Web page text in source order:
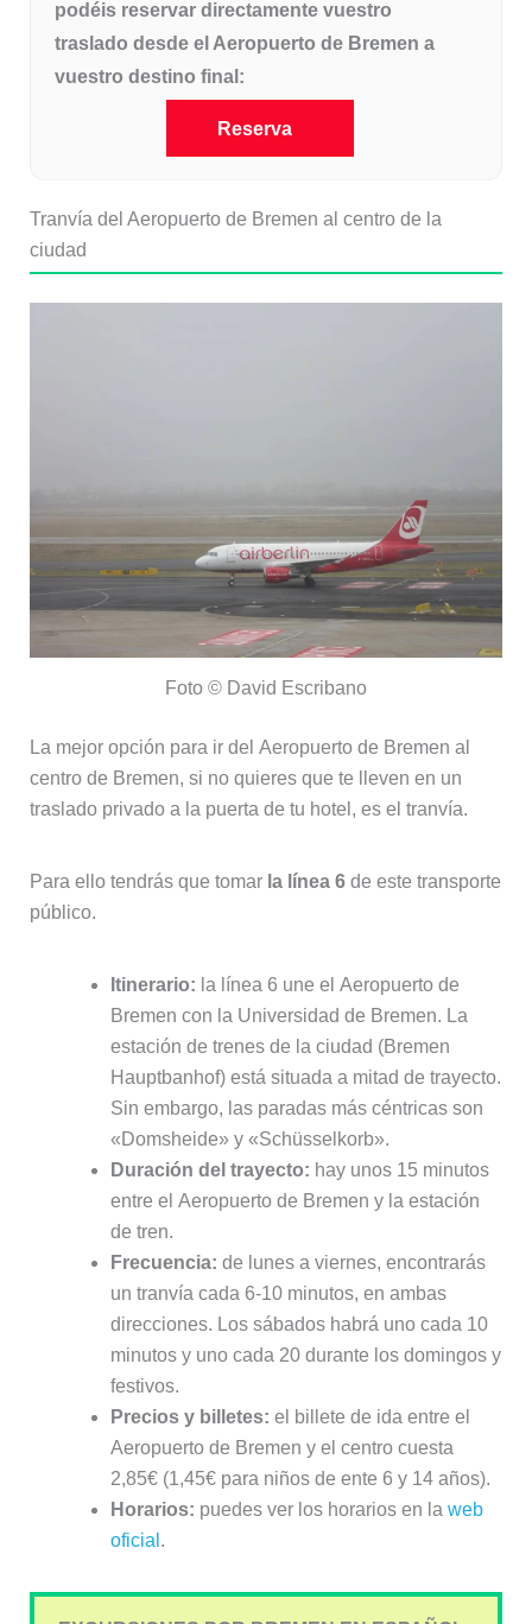
podéis reservar directamente vuestro
traslado desde el Aeropuerto de Bremen a
vuestro destino final:
Reserva
Tranvía del Aeropuerto de Bremen al centro de la
ciudad
Foto © David Escribano
La mejor opción para ir del Aeropuerto de Bremen al
centro de Bremen, si no quieres que te lleven en un
traslado privado a la puerta de tu hotel, es el tranvía.
Para ello tendrás que tomar la línea 6de este transporte
público.
Itinerario: la línea 6 une el Aeropuerto de
Bremen con la Universidad de Bremen. La
estación de trenes de la ciudad (Bremen
Hauptbanhof) está situada a mitad de trayecto.
Sin embargo, las paradas más céntricas son
«Domsheide» y «Schüsselkorb».
Duración del trayecto: hay unos 15 minutos
entre el Aeropuerto de Bremen y la estación
de tren.
Frecuencia: de lunes a viernes, encontrarás
un tranvía cada 6-10 minutos, en ambas
direcciones. Los sábados habrá uno cada 10
minutos y uno cada 20 durante los domingos y
festivos.
Precios y billetes: el billete de ida entre el
Aeropuerto de Bremen y el centro cuesta
2,85€ (1,45€ para niños de ente 6 y 14 años).
Horarios: puedes ver los horarios en la web
oficial .